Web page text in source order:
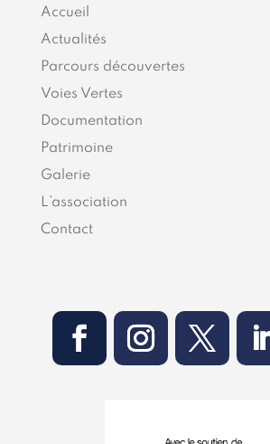
Accueil
Actualités
Parcours découvertes
Voies Vertes
Documentation
Patrimoine
Galerie
L’association
Contact